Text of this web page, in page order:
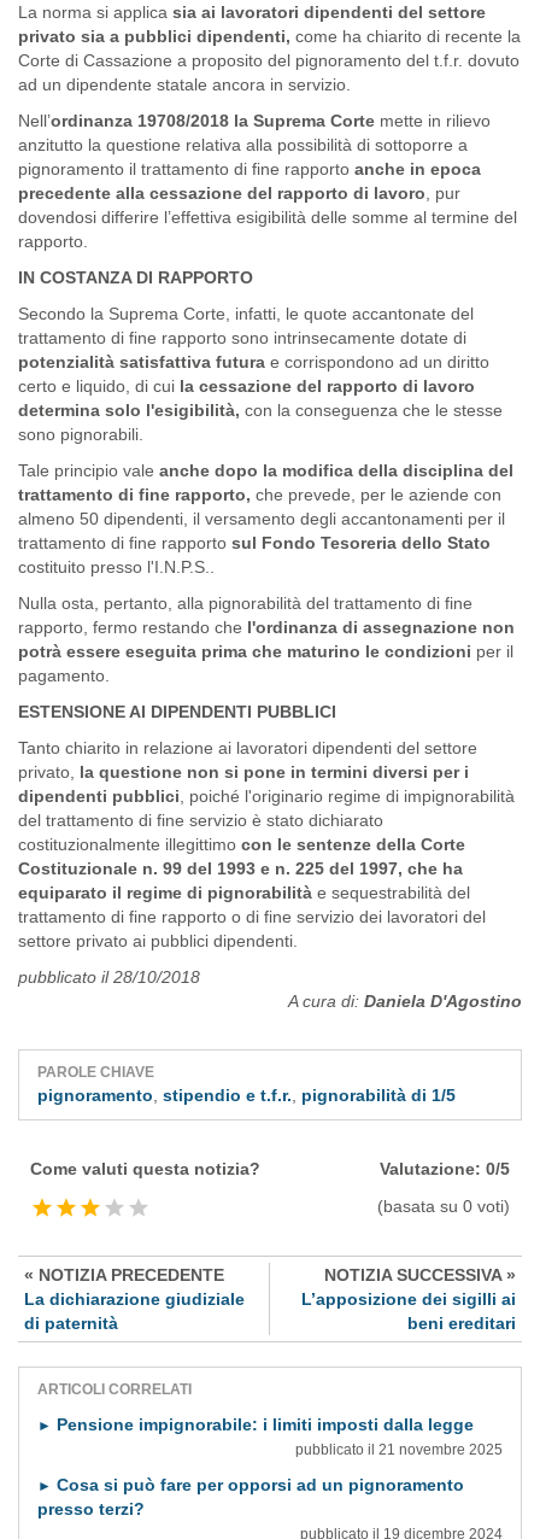
La norma si applica sia ai lavoratori dipendenti del settore
privato sia a pubblici dipendenti, come ha chiarito di recente la
Corte di Cassazione a proposito del pignoramento del t.f.r. dovuto
ad un dipendente statale ancora in servizio.
Nell’ordinanza 19708/2018 la Suprema Corte mette in rilievo
anzitutto la questione relativa alla possibilità di sottoporre a
pignoramento il trattamento di fine rapporto anche in epoca
precedente alla cessazione del rapporto di lavoro , pur
dovendosi differire l’effettiva esigibilità delle somme al termine del
rapporto.
IN COSTANZA DI RAPPORTO
Secondo la Suprema Corte, infatti, le quote accantonate del
trattamento di fine rapporto sono intrinsecamente dotate di
potenzialità satisfattiva futura e corrispondono ad un diritto
certo e liquido, di cui la cessazione del rapporto di lavoro
determina solo l'esigibilità, con la conseguenza che le stesse
sono pignorabili.
Tale principio vale anche dopo la modifica della disciplina del
trattamento di fine rapporto, che prevede, per le aziende con
almeno 50 dipendenti, il versamento degli accantonamenti per il
trattamento di fine rapporto sul Fondo Tesoreria dello Stato
costituito presso l'I.N.P.S..
Nulla osta, pertanto, alla pignorabilità del trattamento di fine
rapporto, fermo restando che l'ordinanza di assegnazione non
potrà essere eseguita prima che maturino le condizioni per il
pagamento.
ESTENSIONE AI DIPENDENTI PUBBLICI
Tanto chiarito in relazione ai lavoratori dipendenti del settore
privato, la questione non si pone in termini diversi per i
dipendenti pubblici , poiché l'originario regime di impignorabilità
del trattamento di fine servizio è stato dichiarato
costituzionalmente illegittimo con le sentenze della Corte
Costituzionale n. 99 del 1993 e n. 225 del 1997, che ha
equiparato il regime di pignorabilità e sequestrabilità del
trattamento di fine rapporto o di fine servizio dei lavoratori del
settore privato ai pubblici dipendenti.
pubblicato il 28/10/2018
A cura di: Daniela D'Agostino
PAROLE CHIAVE
pignoramento stipendio e t.f.r. pignorabilità di 1/5
Come valuti questa notizia?
Valutazione: 0/5
(basata su 0 voti)
« NOTIZIA PRECEDENTE
La dichiarazione giudiziale
di paternità
NOTIZIA SUCCESSIVA »
L’apposizione dei sigilli ai
beni ereditari
ARTICOLI CORRELATI
► Pensione impignorabile: i limiti imposti dalla legge
pubblicato il 21 novembre 2025
► Cosa si può fare per opporsi ad un pignoramento
presso terzi?
pubblicato il 19 dicembre 2024